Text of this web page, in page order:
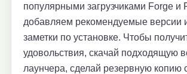
популярными загрузчиками Forge и
добавляем рекомендуемые версии
заметки по установке. Чтобы
удовольствия, скачай подходящую
лаунчера, сделай резервную копию